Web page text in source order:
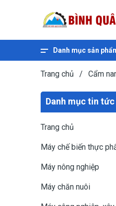
Danh mục sản
Trang chủ / Cẩm
Danh mục tin tức
Trang chủ
Máy chế biến thực
Máy nông nghiệp
Máy chăn nuôi